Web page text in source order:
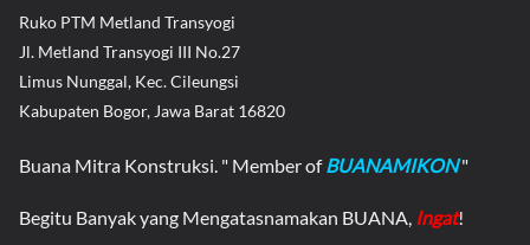
Ruko PTM Metland Transyogi
Jl. Metland Transyogi III No.27
Limus Nunggal, Kec. Cileungsi
Kabupaten Bogor, Jawa Barat 16820
Buana Mitra Konstruksi. " Member ofBUANAMIKON"
Begitu Banyak yang Mengatasnamakan BUANA, Ingat!